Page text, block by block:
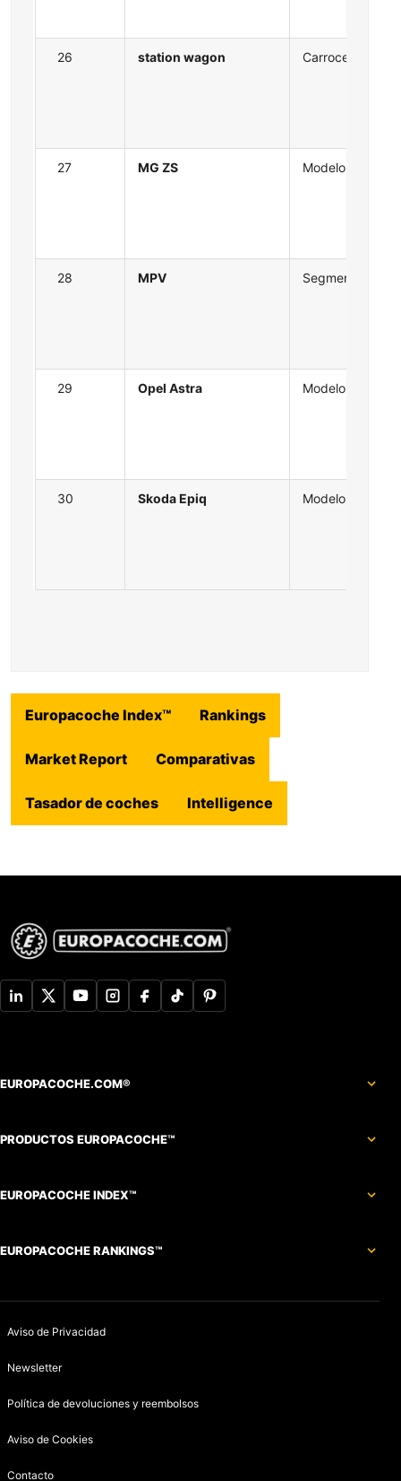
26 station wagon Carrocería
27 MG ZS Modelo
28 MPV Segmento
29 Opel Astra Modelo
30 Skoda Epiq Modelo
Europacoche Index™ Rankings
Market Report Comparativas
Tasador de coches Intelligence
EUROPACOCHE.COM®
PRODUCTOS EUROPACOCHE™
EUROPACOCHE INDEX™
EUROPACOCHE RANKINGS™
Aviso de Privacidad
Newsletter
Política de devoluciones y reembolsos
Aviso de Cookies
Contacto